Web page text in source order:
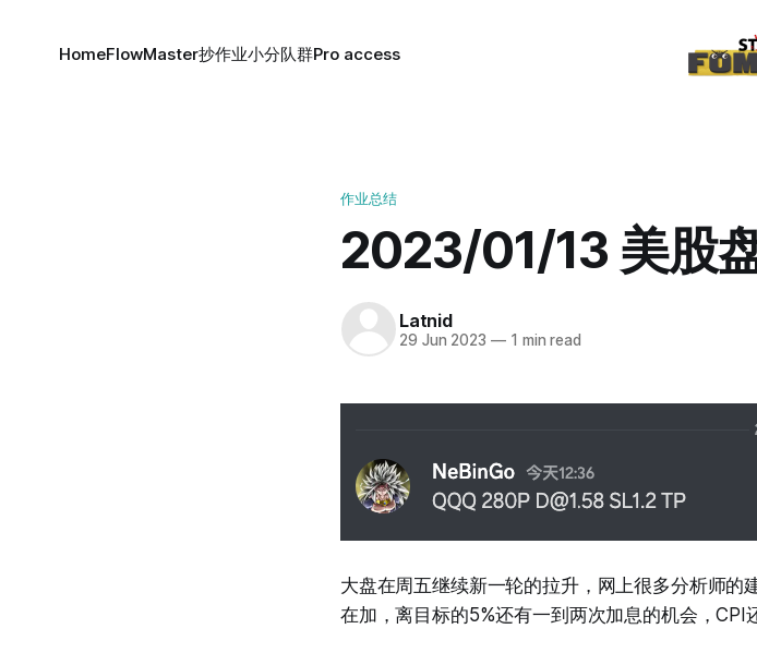
HomeFlowMaster抄作业小分队群Pro access
作业总结
2023/01/13 美股
Latnid
29 Jun 2023 —1 min read
大盘在周五继续新一轮的拉升，网上很多分析师的
在加，离目标的5%还有一到两次加息的机会，CPI